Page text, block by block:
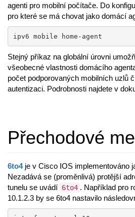
agenti pro mobilní počítače. Do
pro které se má chovat jako domácí
ipv6 mobile home-agent
Stejný příkaz na globální úrovni
všeobecné vlastnosti domácího
počet podporovaných mobilních uzlů
autentizaci. Podrobnosti najdete v
Přechodové
6to4je v Cisco IOS implementováno
Nezadává se (proměnlivá) protější
tunelu se uvádí 6to4 . Například pro
10.1.2.3 by se 6to4 nastavilo